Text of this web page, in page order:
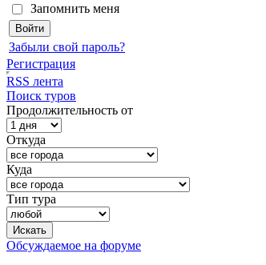
Запомнить меня
Забыли свой пароль?
Регистрация
RSS лента
Поиск туров
Продолжительность от
Откуда
Куда
Тип тура
Обсуждаемое на форуме